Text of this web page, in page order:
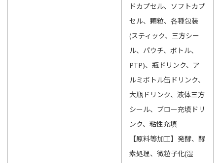
ドカプセル、ソフトカプ
セル、顆粒、各種包装
(スティック、三方シー
ル、パウチ、ボトル、
PTP)、瓶ドリンク、ア
ルミボトル缶ドリンク、
大瓶ドリンク、液体三方
シール、ブロー充填ドリ
ンク、粘性充填
【原料等加工】発酵、酵
素処理、微粒子化(湿